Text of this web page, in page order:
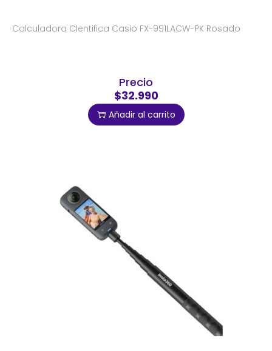
Calculadora CIentifica Casio FX-991LACW-PK Rosado
Precio
$32.990
Añadir al carrito